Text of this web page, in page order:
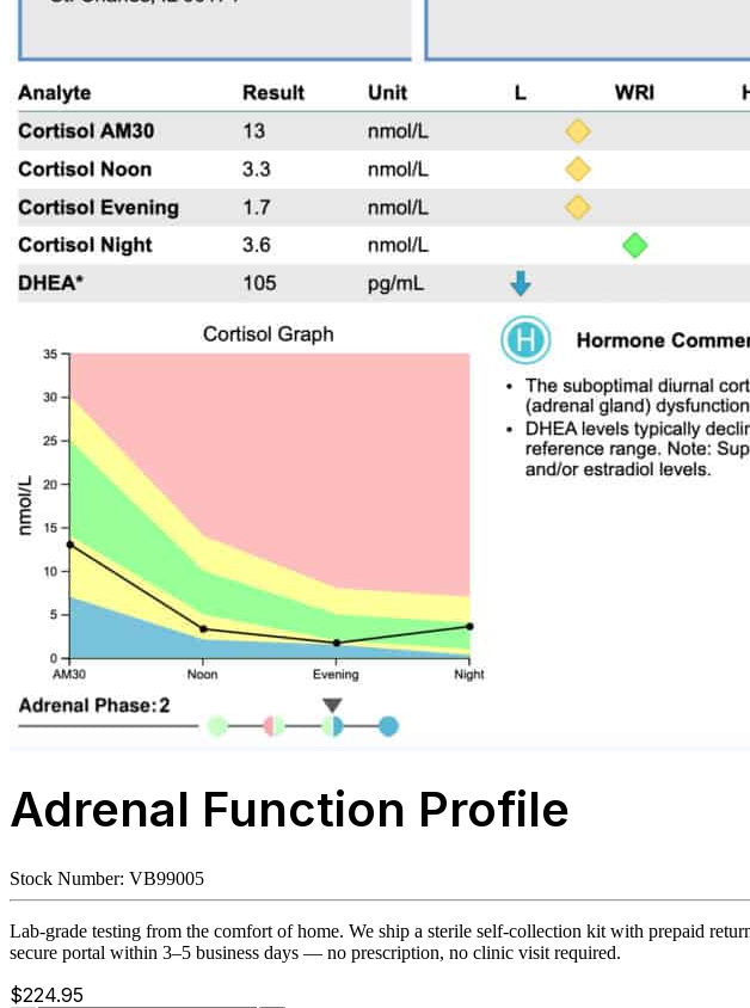
Adrenal Function Profile
Stock Number: VB99005
Lab-grade testing from the comfort of home. We ship a sterile self-collection kit with prepaid
secure portal within 3–5 business days — no prescription, no clinic visit required.
$224.95